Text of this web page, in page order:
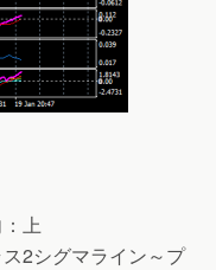
上
2シグマライン～プ